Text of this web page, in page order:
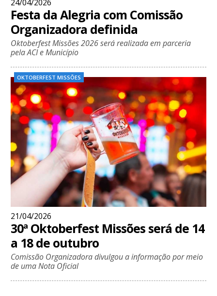
24/04/2026
Festa da Alegria com Comissão
Organizadora definida
Oktoberfest Missões 2026 será realizada em parceria
pela ACI e Município
OKTOBERFEST MISSÕES
21/04/2026
30ª Oktoberfest Missões será de 14
a 18 de outubro
Comissão Organizadora divulgou a informação por meio
de uma Nota Oficial